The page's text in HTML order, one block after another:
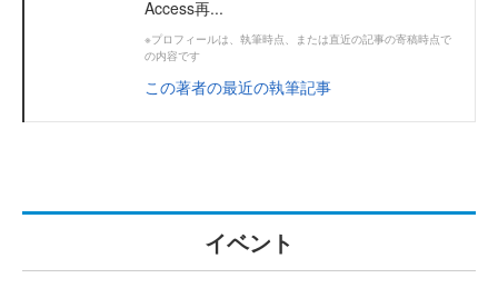
Access再...
※プロフィールは、執筆時点、または直近の記事の寄稿時点で
の内容です
この著者の最近の執筆記事
イベント